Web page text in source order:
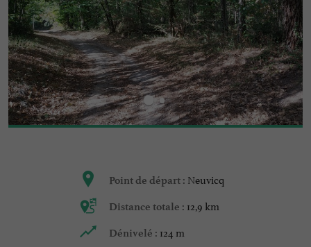
Point de départ : Neuvicq
Distance totale : 12,9 km
Dénivelé : 124 m